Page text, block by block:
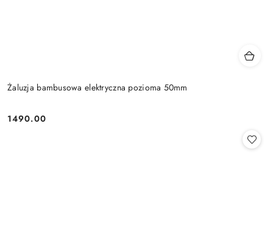
Żaluzja bambusowa elektryczna pozioma 50mm
Cena:
1490.00